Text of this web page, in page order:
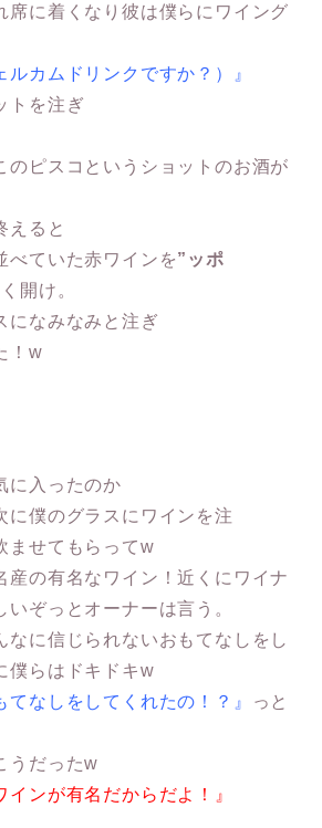
席に着くなり彼は僕らにワイング
ルカムドリンクですか？）』
トを注ぎ
のピスコというショットのお酒が
えると
べていた赤ワインを”ッポ
開け。
になみなみと注ぎ
！w
に入ったのか
に僕のグラスにワインを注
ませてもらってw
産の有名なワイン！近くにワイナ
いぞっとオーナーは言う。
なに信じられないおもてなしをし
僕らはドキドキw
てなしをしてくれたの！？』
っと
うだったw
インが有名だからだよ！』